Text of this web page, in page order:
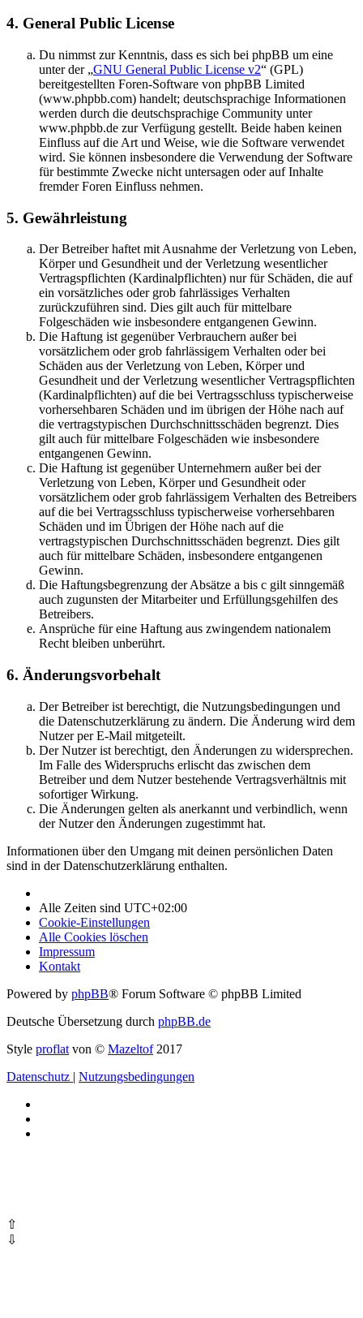
4. General Public License
Du nimmst zur Kenntnis, dass es sich bei phpBB um eine
unter der „GNU General Public License v2“ (GPL)
bereitgestellten Foren-Software von phpBB Limited
(www.phpbb.com) handelt; deutschsprachige Informationen
werden durch die deutschsprachige Community unter
www.phpbb.de zur Verfügung gestellt. Beide haben keinen
Einfluss auf die Art und Weise, wie die Software verwendet
wird. Sie können insbesondere die Verwendung der Software
für bestimmte Zwecke nicht untersagen oder auf Inhalte
fremder Foren Einfluss nehmen.
5. Gewährleistung
Der Betreiber haftet mit Ausnahme der Verletzung von Leben,
Körper und Gesundheit und der Verletzung wesentlicher
Vertragspflichten (Kardinalpflichten) nur für Schäden, die auf
ein vorsätzliches oder grob fahrlässiges Verhalten
zurückzuführen sind. Dies gilt auch für mittelbare
Folgeschäden wie insbesondere entgangenen Gewinn.
Die Haftung ist gegenüber Verbrauchern außer bei
vorsätzlichem oder grob fahrlässigem Verhalten oder bei
Schäden aus der Verletzung von Leben, Körper und
Gesundheit und der Verletzung wesentlicher Vertragspflichten
(Kardinalpflichten) auf die bei Vertragsschluss typischerweise
vorhersehbaren Schäden und im übrigen der Höhe nach auf
die vertragstypischen Durchschnittsschäden begrenzt. Dies
gilt auch für mittelbare Folgeschäden wie insbesondere
entgangenen Gewinn.
Die Haftung ist gegenüber Unternehmern außer bei der
Verletzung von Leben, Körper und Gesundheit oder
vorsätzlichem oder grob fahrlässigem Verhalten des Betreibers
auf die bei Vertragsschluss typischerweise vorhersehbaren
Schäden und im Übrigen der Höhe nach auf die
vertragstypischen Durchschnittsschäden begrenzt. Dies gilt
auch für mittelbare Schäden, insbesondere entgangenen
Gewinn.
Die Haftungsbegrenzung der Absätze a bis c gilt sinngemäß
auch zugunsten der Mitarbeiter und Erfüllungsgehilfen des
Betreibers.
Ansprüche für eine Haftung aus zwingendem nationalem
Recht bleiben unberührt.
6. Änderungsvorbehalt
Der Betreiber ist berechtigt, die Nutzungsbedingungen und
die Datenschutzerklärung zu ändern. Die Änderung wird dem
Nutzer per E-Mail mitgeteilt.
Der Nutzer ist berechtigt, den Änderungen zu widersprechen.
Im Falle des Widerspruchs erlischt das zwischen dem
Betreiber und dem Nutzer bestehende Vertragsverhältnis mit
sofortiger Wirkung.
Die Änderungen gelten als anerkannt und verbindlich, wenn
der Nutzer den Änderungen zugestimmt hat.
Informationen über den Umgang mit deinen persönlichen Daten
sind in der Datenschutzerklärung enthalten.
Alle Zeiten sind UTC+02:00
Cookie-Einstellungen
Alle Cookies löschen
Impressum
Kontakt
Powered by phpBB® Forum Software © phpBB Limited
Deutsche Übersetzung durch phpBB.de
Style proflat von © Mazeltof2017
Datenschutz | Nutzungsbedingungen
⇧
⇩